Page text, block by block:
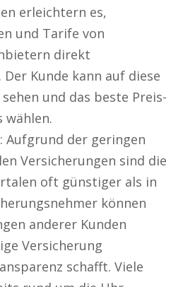
erleichtern es,
und Tarife von
direkt
Kunde kann auf diese
und das beste Preis-
wählen.
Aufgrund der geringen
Versicherungen sind die
oft günstiger als in
können
anderer Kunden
Versicherung
schafft. Viele